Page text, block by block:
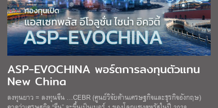
ASP-EVOCHINA พอร์ตการลงทุนตัวแทน
New China
ลงทุนยาว = ลงทุนจีน …CEBR (ศูนย์วิจัยด้านเศรษฐกิจและธุรกิจอังกฤษ)